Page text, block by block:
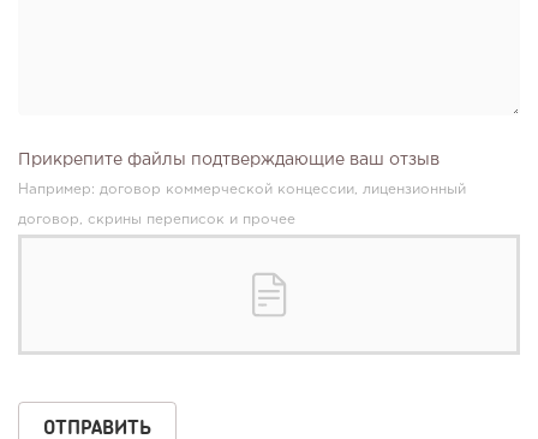
Прикрепите файлы подтверждающие ваш отзыв
Например: договор коммерческой концессии, лицензионный
договор, скрины переписок и прочее